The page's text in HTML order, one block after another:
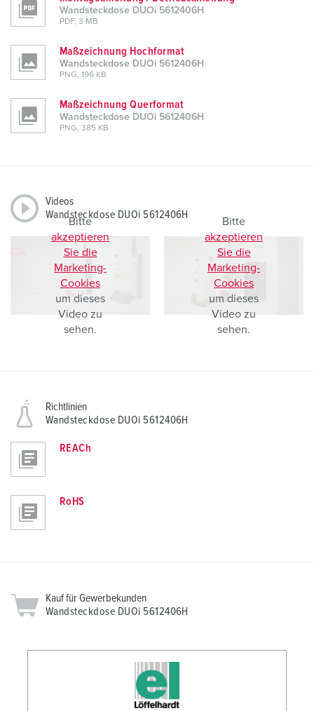
Wandsteckdose DUOi 5612406H
PDF, 3 MB
Maßzeichnung Hochformat
Wandsteckdose DUOi 5612406H
PNG, 196 KB
Maßzeichnung Querformat
Wandsteckdose DUOi 5612406H
PNG, 385 KB
Videos
Wandsteckdose DUOi 5612406H
Bitte
akzeptieren
Sie die
Marketing-
Cookies
um dieses
Video zu
sehen.
Bitte
akzeptieren
Sie die
Marketing-
Cookies
um dieses
Video zu
sehen.
Richtlinien
Wandsteckdose DUOi 5612406H
REACh
RoHS
Kauf für Gewerbekunden
Wandsteckdose DUOi 5612406H